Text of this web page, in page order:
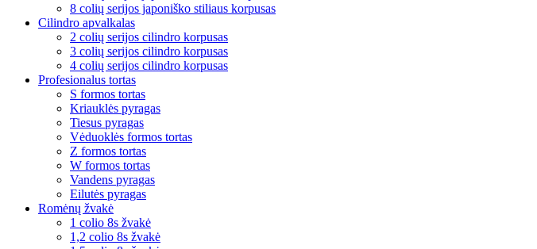
8 colių serijos japoniško stiliaus korpusas
Cilindro apvalkalas
2 colių serijos cilindro korpusas
3 colių serijos cilindro korpusas
4 colių serijos cilindro korpusas
Profesionalus tortas
S formos tortas
Kriauklės pyragas
Tiesus pyragas
Vėduoklės formos tortas
Z formos tortas
W formos tortas
Vandens pyragas
Eilutės pyragas
Romėnų žvakė
1 colio 8s žvakė
1,2 colio 8s žvakė